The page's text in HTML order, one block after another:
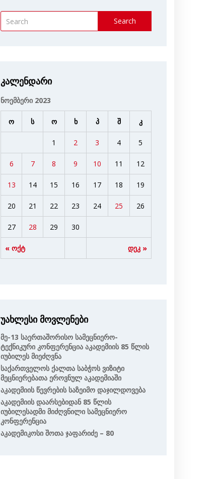
Search
კალენდარი
ნოემბერი 2023
ო ს ო ხ პ შ კ
« ოქტ დეკ »
1 2 3 4 5
6 7 8 9 10 11 12
13 14 15 16 17 18 19
20 21 22 23 24 25 26
27 28 29 30
უახლესი მოვლენები
Მე-13 Საერთაშორისო Სამეცნიერო-
Ტექნიკური Კონფერენცია Აკადემიის 85 Წლის
Იუბილეს Მიეძღვნა
Საქართველოს Ქალთა Საბჭოს Ვიზიტი
Მეცნიერებათა Ეროვნულ Აკადემიაში
Აკადემიის Წევრების Საზეიმო Დაჯილდოვება
Აკადემიის Დაარსებიდან 85 Წლის
Იუბილესადმი Მიძღვნილი Სამეცნიერო
Კონფერენცია
Აკადემიკოსი Შოთა Ჯაფარიძე – 80